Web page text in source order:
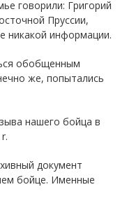
говорили: Григорий
Пруссии,
никакой информации.
обобщенным
же, попытались
нашего бойца в
документ
бойце. Именные